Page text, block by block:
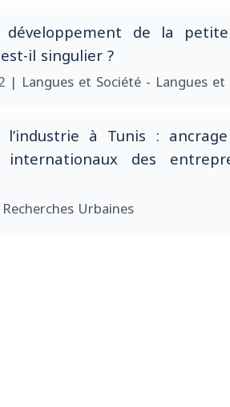
de la
il singulier ?
| Langues et Société - Langues
à Tunis :
des
Urbaines